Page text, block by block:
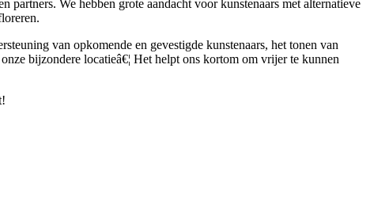
partners. We hebben grote aandacht voor kunstenaars met alternatieve
van opkomende en gevestigde kunstenaars, het tonen van
bijzondere locatieâ€¦ Het helpt ons kortom om vrijer te kunnen